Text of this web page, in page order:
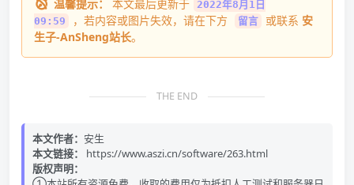
温馨提示： 本文最后更新于 2022年8月1日
09:59
，若内容或图片失效，请在下方 留言 或联系 安
生子-AnSheng站长。
THE END
本文作者： 安生
本文链接：
https://www.aszi.cn/software/263.html
版权声明：